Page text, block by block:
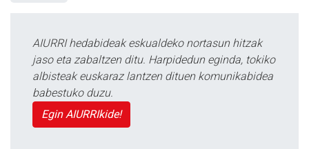
AIURRI hedabideak eskualdeko nortasun hitzak
jaso eta zabaltzen ditu. Harpidedun eginda, tokiko
albisteak euskaraz lantzen dituen komunikabidea
babestuko duzu.
Egin AIURRIkide!